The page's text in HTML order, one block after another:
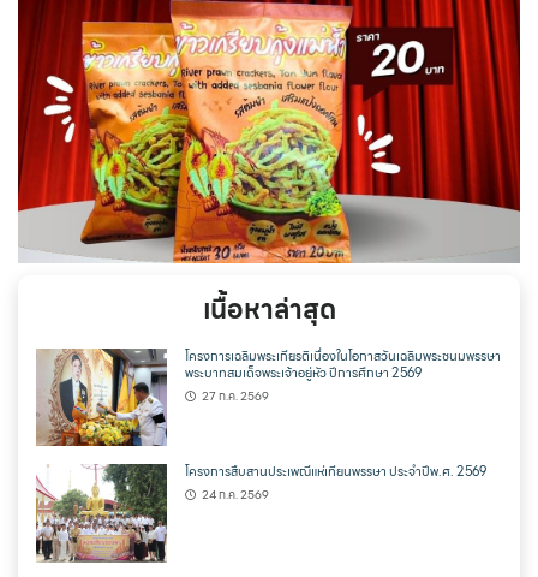
เนื้อหาล่าสุด
โครงการเฉลิมพระเกียรติเนื่องในโอกาสวันเฉลิมพระชนมพรรษา
พระบาทสมเด็จพระเจ้าอยู่หัว ปีการศึกษา 2569
27 ก.ค. 2569
โครงการสืบสานประเพณีแห่เทียนพรรษา ประจำปีพ.ศ. 2569
24 ก.ค. 2569